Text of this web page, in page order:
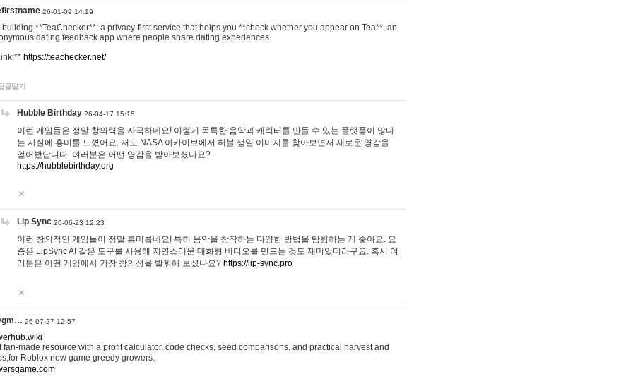
26-01-09 14:19
building **TeaChecker**: a privacy-first service that helps you **check whether you appear on Tea**, an
dating feedback app where people share dating experiences.
https://teachecker.net/
글달기
Hubble Birthday 26-04-17 15:15
이런 게임들은 정말 창의력을 자극하네요! 이렇게 독특한 음악과 캐릭터를 만들 수 있는 플랫폼이 많다
는 사실에 흥미를 느꼈어요. 저도 NASA 아카이브에서 허블 생일 이미지를 찾아보면서 새로운 영감을
얻어봤답니다. 여러분은 어떤 영감을 받아보셨나요?
https://hubblebirthday.org
Lip Sync 26-06-23 12:23
이런 창의적인 게임들이 정말 흥미롭네요! 특히 음악을 창작하는 다양한 방법을 탐험하는 게 좋아요. 요
즘은 LipSync AI 같은 도구를 사용해 자연스러운 대화형 비디오를 만드는 것도 재미있더라구요. 혹시 여
러분은 어떤 게임에서 가장 창의성을 발휘해 보셨나요? https://lip-sync.pro
26-07-27 12:57
made resource with a profit calculator, code checks, seed comparisons, and practical harvest and
Roblox new game greedy growers。